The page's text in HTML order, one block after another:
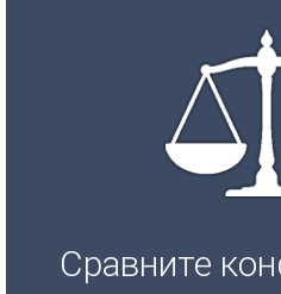
Сравните